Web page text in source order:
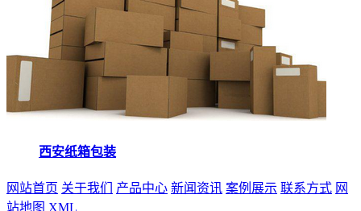
西安纸箱包装
网站首页 关于我们 产品中心 新闻资讯 案例展示 联系方式 网
站地图 XML